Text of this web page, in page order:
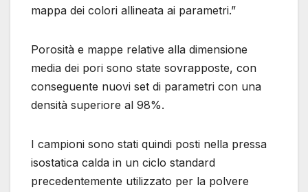
mappa dei colori allineata ai parametri.”
Porosità e mappe relative alla dimensione
media dei pori sono state sovrapposte, con
conseguente nuovi set di parametri con una
densità superiore al 98%.
I campioni sono stati quindi posti nella pressa
isostatica calda in un ciclo standard
precedentemente utilizzato per la polvere